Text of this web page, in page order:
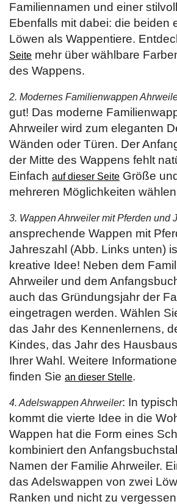
Familiennamen und einer
Ebenfalls mit dabei: die beiden
Löwen als Wappentiere.
Seite mehr über wählbare
des Wappens.
2. Modernes Familienwappen
gut! Das moderne
Ahrweiler wird zum eleganten
Wänden oder Türen. Der
der Mitte des Wappens fehlt
Einfach auf dieser Seite Größe
mehreren Möglichkeiten
3. Wappen Ahrweiler mit Pferden und
ansprechende Wappen mit
Jahreszahl (Abb. Links unten)
kreative Idee! Neben dem
Ahrweiler und dem
auch das Gründungsjahr der
eingetragen werden. Wählen
das Jahr des Kennenlernens,
Kindes, das Jahr des
Ihrer Wahl. Weitere
finden Sie an dieser Stelle.
4. Adelswappen Ahrweiler: In
kommt die vierte Idee in die
Wappen hat die Form eines
kombiniert den
Namen der Familie Ahrweiler.
das Adelswappen von zwei
Ranken und nicht zu